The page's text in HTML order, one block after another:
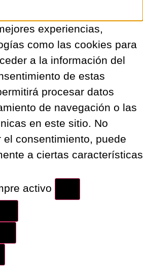
experiencias,
como las cookies para
a la información del
de estas
procesar datos
de navegación o las
en este sitio. No
el consentimiento, puede
a ciertas características
activo